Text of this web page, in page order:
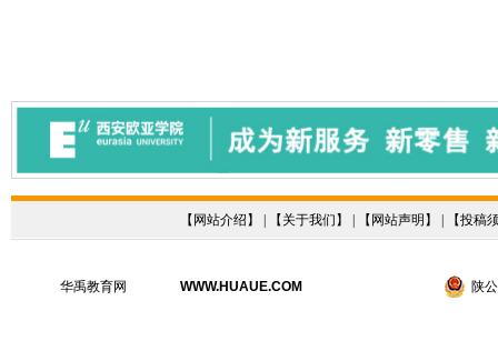
【 网站介绍 】 | 【 关于我们 】 | 【 网站声明 】 | 【投稿
华禹教育网 WWW.HUAUE.COM 陕